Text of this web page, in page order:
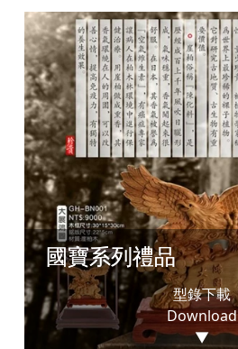
國寶系列禮品
型錄下載
Download
▼